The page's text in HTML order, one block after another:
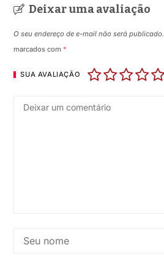
Deixar uma avaliação
O seu endereço de e-mail não será publicado.
marcados com*
SUA AVALIAÇÃO